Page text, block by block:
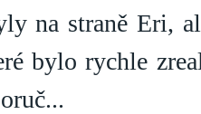
na straně Eri,
bylo rychle